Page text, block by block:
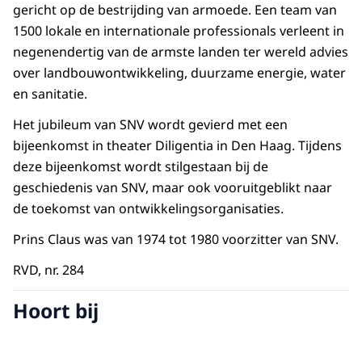
gericht op de bestrijding van armoede. Een team van
1500 lokale en internationale professionals verleent in
negenendertig van de armste landen ter wereld advies
over landbouwontwikkeling, duurzame energie, water
en sanitatie.
Het jubileum van SNV wordt gevierd met een
bijeenkomst in theater Diligentia in Den Haag. Tijdens
deze bijeenkomst wordt stilgestaan bij de
geschiedenis van SNV, maar ook vooruitgeblikt naar
de toekomst van ontwikkelingsorganisaties.
Prins Claus was van 1974 tot 1980 voorzitter van SNV.
RVD, nr. 284
Hoort bij